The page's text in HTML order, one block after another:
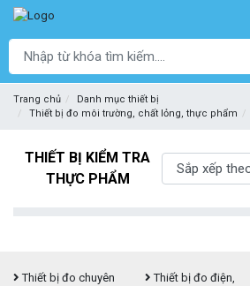
Trang chủ
Danh mục thiết bị
Thiết bị đo môi trường, chất lỏng, thực phẩm
THIẾT BỊ KIỂM TRA
THỰC PHẨM
Thiết bị đo chuyên
Thiết bị đo điện,